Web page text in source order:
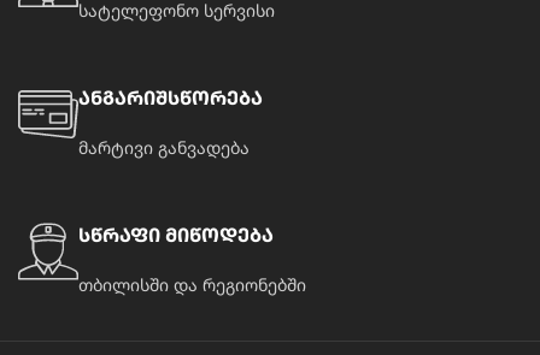
სატელეფონო სერვისი
ანგარიშსწორება
მარტივი განვადება
სწრაფი მიწოდება
თბილისში და რეგიონებში